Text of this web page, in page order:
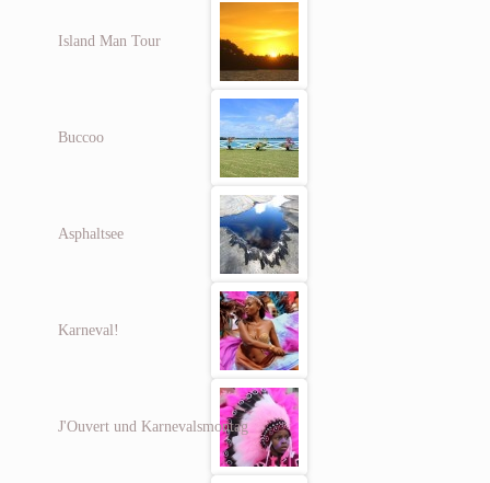
Island Man Tour
Buccoo
Asphaltsee
Karneval!
J'Ouvert und Karnevalsmontag